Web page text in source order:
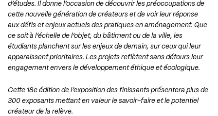
d’études. Il donne l’occasion de découvrir les préoccupations de
cette nouvelle génération de créateurs et de voir leur réponse
aux défis et enjeux actuels des pratiques en aménagement. Que
ce soit à l’échelle de l’objet, du bâtiment ou de la ville, les
étudiants planchent sur les enjeux de demain, sur ceux qui leur
apparaissent prioritaires. Les projets reflètent sans détours leur
engagement envers le développement éthique et écologique.
Cette 18e édition de l’exposition des finissants présentera plus de
300 exposants mettant en valeur le savoir-faire et le potentiel
créateur de la relève.